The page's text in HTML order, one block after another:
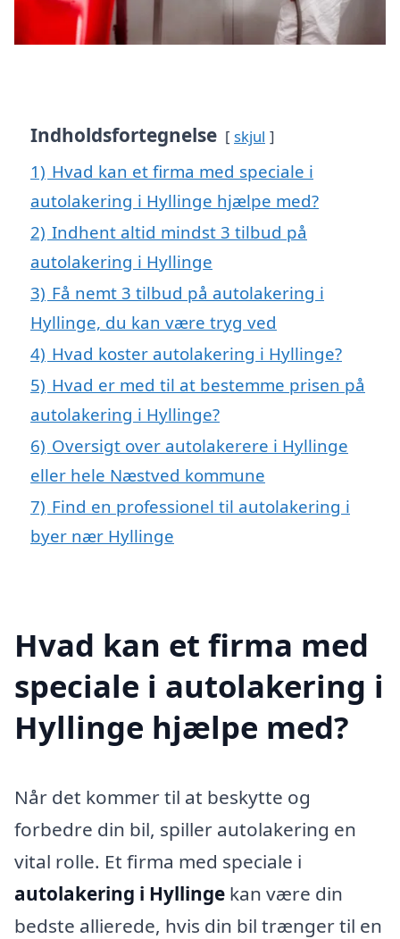
Indholdsfortegnelse skjul
1) Hvad kan et firma med speciale i
autolakering i Hyllinge hjælpe med?
2) Indhent altid mindst 3 tilbud på
autolakering i Hyllinge
3) Få nemt 3 tilbud på autolakering i
Hyllinge, du kan være tryg ved
4) Hvad koster autolakering i Hyllinge?
5) Hvad er med til at bestemme prisen på
autolakering i Hyllinge?
6) Oversigt over autolakerere i Hyllinge
eller hele Næstved kommune
7) Find en professionel til autolakering i
byer nær Hyllinge
Hvad kan et firma med
speciale i autolakering i
Hyllinge hjælpe med?
Når det kommer til at beskytte og
forbedre din bil, spiller autolakering en
vital rolle. Et firma med speciale i
autolakering i Hyllinge kan være din
bedste allierede, hvis din bil trænger til en